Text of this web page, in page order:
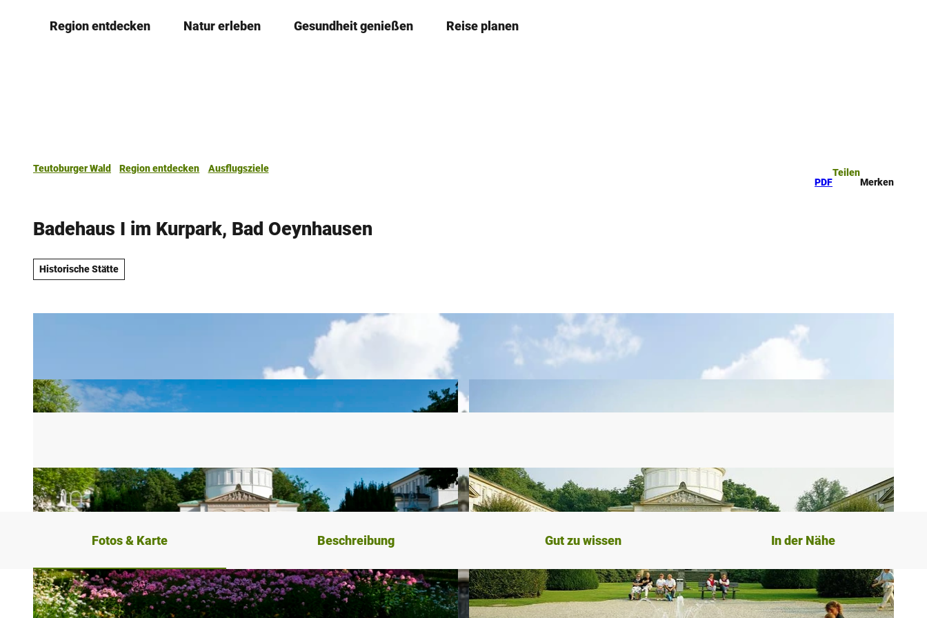
Region entdecken Natur erleben Gesundheit genießen Reise planen
Teutoburger Wald Region entdecken
Ausflugsziele
PDF
Teilen
Merken
Badehaus I im Kurpark, Bad Oeynhausen
Historische Stätte
Fotos & Karte Beschreibung Gut zu wissen In der Nähe